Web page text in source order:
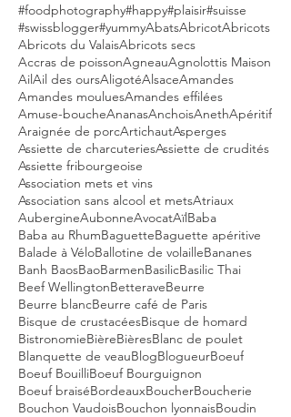
#foodphotography#happy#plaisir#suisse
#swissblogger#yummyAbatsAbricotAbricots
Abricots du ValaisAbricots secs
Accras de poissonAgneauAgnolottis Maison
AilAil des oursAligotéAlsaceAmandes
Amandes mouluesAmandes effilées
Amuse-boucheAnanasAnchoisAnethApéritif
Araignée de porcArtichautAsperges
Assiette de charcuteriesAssiette de crudités
Assiette fribourgeoise
Association mets et vins
Association sans alcool et metsAtriaux
AubergineAubonneAvocatAïlBaba
Baba au RhumBaguetteBaguette apéritive
Balade à VéloBallotine de volailleBananes
Banh BaosBaoBarmenBasilicBasilic Thai
Beef WellingtonBetteraveBeurre
Beurre blancBeurre café de Paris
Bisque de crustacéesBisque de homard
BistronomieBièreBièresBlanc de poulet
Blanquette de veauBlogBlogueurBoeuf
Boeuf BouilliBoeuf Bourguignon
Boeuf braiséBordeauxBoucherBoucherie
Bouchon VaudoisBouchon lyonnaisBoudin